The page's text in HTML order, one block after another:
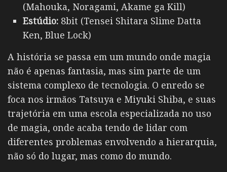
(Mahouka, Noragami, Akame ga Kill)
Estúdio: 8bit (Tensei Shitara Slime Datta
Ken, Blue Lock)
A história se passa em um mundo onde magia
não é apenas fantasia, mas sim parte de um
sistema complexo de tecnologia. O enredo se
foca nos irmãos Tatsuya e Miyuki Shiba, e suas
trajetória em uma escola especializada no uso
de magia, onde acaba tendo de lidar com
diferentes problemas envolvendo a hierarquia,
não só do lugar, mas como do mundo.